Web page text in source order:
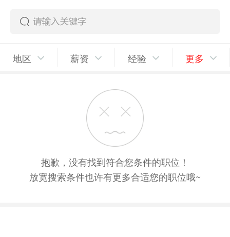
地区 薪资 经验 更多
抱歉，没有找到符合您条件的职位！
放宽搜索条件也许有更多合适您的职位哦~